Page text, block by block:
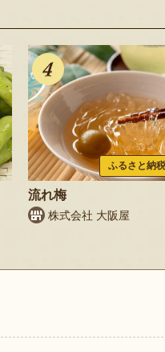
ふるさと納
流れ梅
株式会社 大阪屋